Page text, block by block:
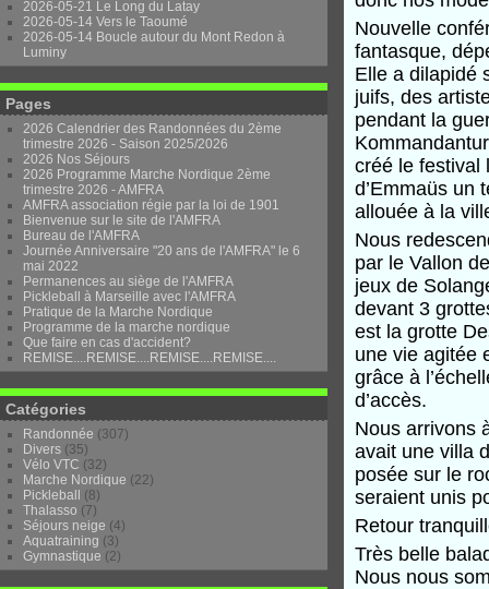
2026-05-21 Le Long du Latay
2026-05-14 Vers le Taoumé
2026-05-14 Boucle autour du Mont Redon à
Luminy
Pages
2026 Calendrier des Randonnées du 2ème
trimestre 2026 - Saison 2025/2026
2026 Nos Séjours
2026 Programme Marche Nordique 2ème
trimestre 2026 - AMFRA
AMFRA association régie par la loi de 1901
Bienvenue sur le site de l'AMFRA
Bureau de l'AMFRA
Journée Anniversaire "20 ans de l'AMFRA" le 6
mai 2022
Permanences au siège de l'AMFRA
Pickleball à Marseille avec l'AMFRA
Pratique de la Marche Nordique
Programme de la marche nordique
Que faire en cas d'accident?
REMISE....REMISE....REMISE....REMISE....
Catégories
Randonnée (307)
Divers (35)
Vélo VTC (32)
Marche Nordique (22)
Pickleball
(8)
Thalasso (7)
Séjours neige (4)
Aquatraining (3)
Gymnastique (2)
Nouvelle
fantasque,
Elle a dilapidé
juifs, des
pendant la
créé le festival
d’Emmaüs un
allouée à la
Nous
par le Vallon
jeux de
devant 3
est la grotte
une vie agitée
grâce à
d’accès.
Nous arrivons
avait une villa
posée sur le
seraient unis
Retour
Très belle
Nous nous